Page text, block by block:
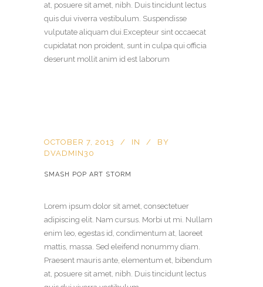
at, posuere sit amet, nibh. Duis tincidunt lectus
quis dui viverra vestibulum. Suspendisse
vulputate aliquam dui.Excepteur sint occaecat
cupidatat non proident, sunt in culpa qui officia
deserunt mollit anim id est laborum
OCTOBER 7, 2013 IN
BY
DVADMIN30
SMASH POP ART STORM
Lorem ipsum dolor sit amet, consectetuer
adipiscing elit. Nam cursus. Morbi ut mi. Nullam
enim leo, egestas id, condimentum at, laoreet
mattis, massa. Sed eleifend nonummy diam.
Praesent mauris ante, elementum et, bibendum
at, posuere sit amet, nibh. Duis tincidunt lectus